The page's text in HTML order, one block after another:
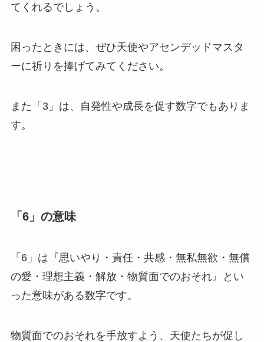
てくれるでしょう。
困ったときには、ぜひ天使やアセンデッドマスタ
ーに祈りを捧げてみてください。
また「3」は、自発性や成長を促す数字でもありま
す。
「6」の意味
「6」は『思いやり・責任・共感・無私無欲・無償
の愛・理想主義・解放・物質面でのおそれ』とい
った意味がある数字です。
物質面でのおそれを手放すよう、天使たちが促し